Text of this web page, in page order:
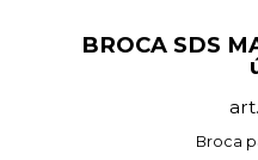
BROCA SDS
Broca